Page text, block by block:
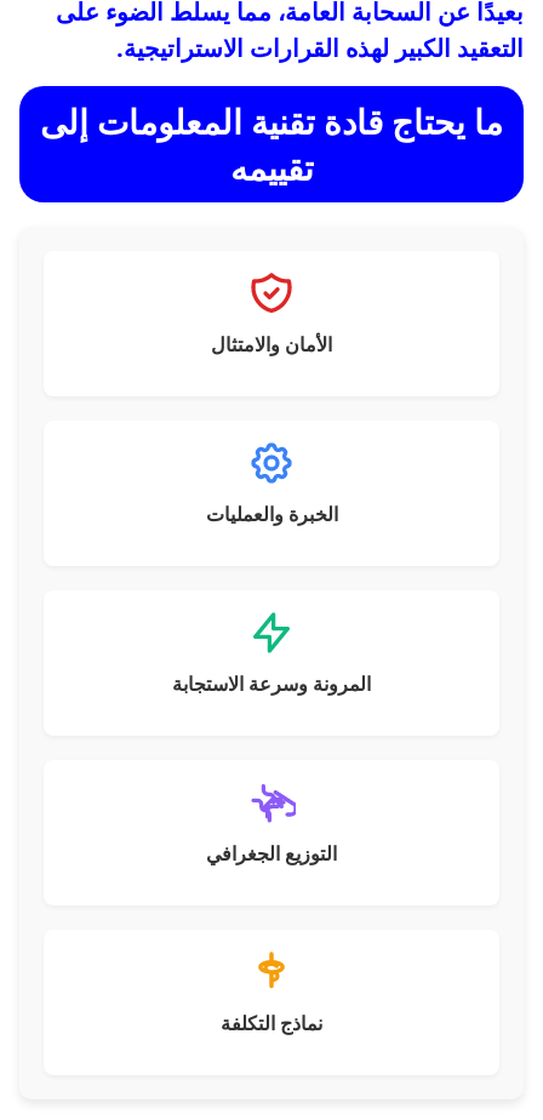
بعيدًا عن السحابة العامة، مما يسلط الضوء على
التعقيد الكبير لهذه القرارات الاستراتيجية.
ما يحتاج قادة تقنية المعلومات إلى
تقييمه
الأمان والامتثال
الخبرة والعمليات
المرونة وسرعة الاستجابة
التوزيع الجغرافي
نماذج التكلفة